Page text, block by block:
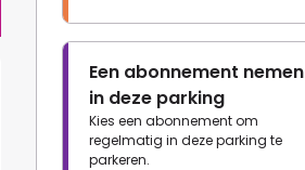
Een abonnement nemen
in deze parking
Kies een abonnement om
regelmatig in deze parking te
parkeren.